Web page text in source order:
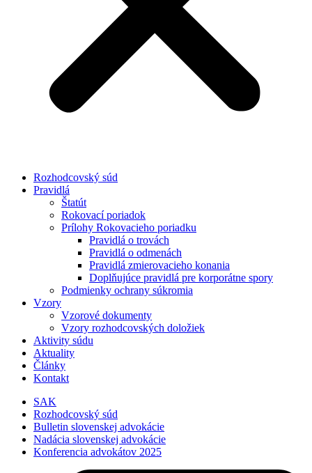
Rozhodcovský súd
Pravidlá
Štatút
Rokovací poriadok
Prílohy Rokovacieho poriadku
Pravidlá o trovách
Pravidlá o odmenách
Pravidlá zmierovacieho konania
Doplňujúce pravidlá pre korporátne spory
Podmienky ochrany súkromia
Vzory
Vzorové dokumenty
Vzory rozhodcovských doložiek
Aktivity súdu
Aktuality
Články
Kontakt
SAK
Rozhodcovský súd
Bulletin slovenskej advokácie
Nadácia slovenskej advokácie
Konferencia advokátov 2025